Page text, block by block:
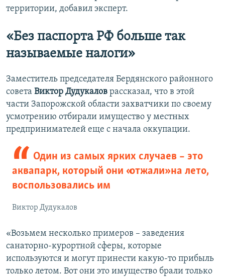
территории, добавил эксперт.
«Без паспорта РФ больше так
называемые налоги»
Заместитель председателя Бердянского районного
совета Виктор Дудукалов рассказал, что в этой
части Запорожской области захватчики по своему
усмотрению отбирали имущество у местных
предпринимателей еще с начала оккупации.
Один из самых ярких случаев – это
аквапарк, который они «отжали» на лето,
воспользовались им
Виктор Дудукалов
«Возьмем несколько примеров – заведения
санаторно-курортной сферы, которые
используются и могут принести какую-то прибыль
только летом. Вот они это имущество брали только